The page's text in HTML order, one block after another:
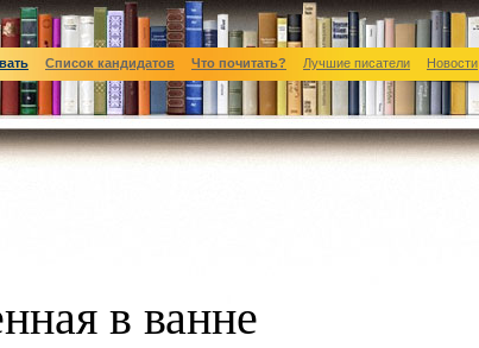
Список кандидатов Что почитать? Лучшие писатели Новости
в ванне